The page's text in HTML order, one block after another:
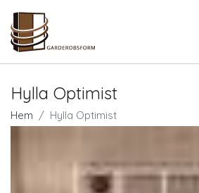
Hylla Optimist
Hem Hylla Optimist